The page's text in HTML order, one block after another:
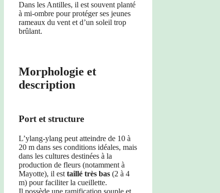
Dans les Antilles, il est souvent planté
à mi-ombre pour protéger ses jeunes
rameaux du vent et d’un soleil trop
brûlant.
Morphologie et
description
Port et structure
L’ylang-ylang peut atteindre de 10 à
20 m dans ses conditions idéales, mais
dans les cultures destinées à la
production de fleurs (notamment à
Mayotte), il est taillé très bas (2 à 4
m) pour faciliter la cueillette.